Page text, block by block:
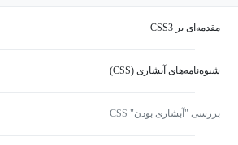
مقدمه‌ای بر CSS3
شیوه‌نامه‌های آبشاری (CSS)
بررسی "آبشاری بودن" CSS